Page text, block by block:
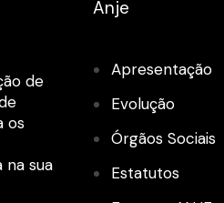
de
os
na sua
Anje
Apresentação
Evolução
Órgãos Sociais
Estatutos